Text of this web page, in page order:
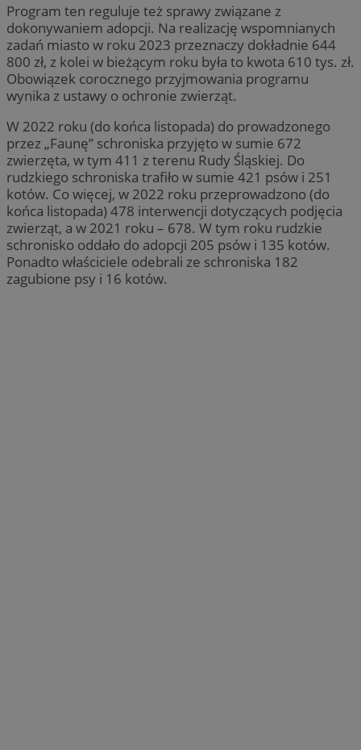
Program ten reguluje też sprawy związane z
dokonywaniem adopcji. Na realizację wspomnianych
zadań miasto w roku 2023 przeznaczy dokładnie 644
800 zł, z kolei w bieżącym roku była to kwota 610 tys. zł.
Obowiązek corocznego przyjmowania programu
wynika z ustawy o ochronie zwierząt.
W 2022 roku (do końca listopada) do prowadzonego
przez „Faunę” schroniska przyjęto w sumie 672
zwierzęta, w tym 411 z terenu Rudy Śląskiej. Do
rudzkiego schroniska trafiło w sumie 421 psów i 251
kotów. Co więcej, w 2022 roku przeprowadzono (do
końca listopada) 478 interwencji dotyczących podjęcia
zwierząt, a w 2021 roku – 678. W tym roku rudzkie
schronisko oddało do adopcji 205 psów i 135 kotów.
Ponadto właściciele odebrali ze schroniska 182
zagubione psy i 16 kotów.